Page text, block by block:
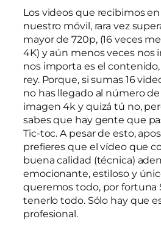
Los videos que recibimos
nuestro móvil, rara vez
mayor de 720p, (16 veces
4K) y aún menos veces nos
nos importa es el
rey. Porque, si sumas 16
no has llegado al número
imagen 4k y quizá tú no,
sabes que hay gente que
Tic-toc. A pesar de esto,
prefieres que el vídeo que
buena calidad (técnica)
emocionante, estiloso y
queremos todo, por fortuna
tenerlo todo. Sólo hay que
profesional.